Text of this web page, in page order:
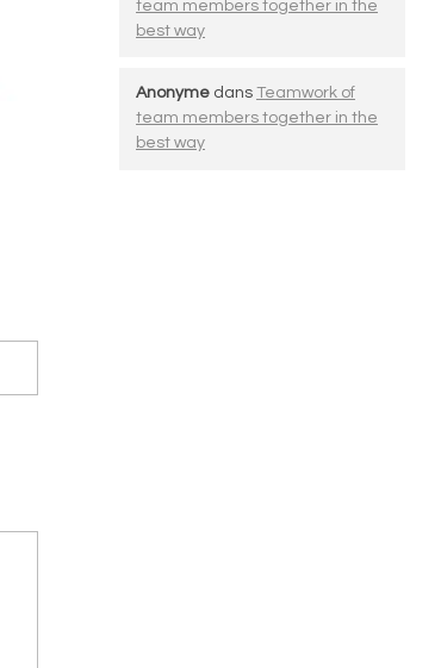
team members together in the
best way
Anonyme dans Teamwork of
team members together in the
best way